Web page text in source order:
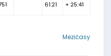
61:21 + 25:41
Mezičasy